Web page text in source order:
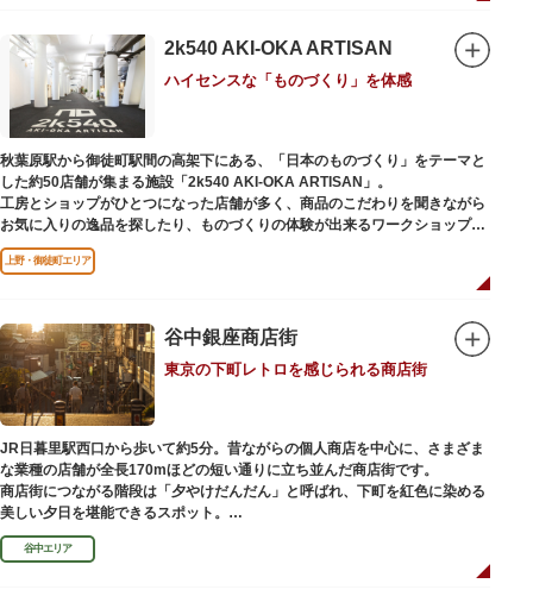
ご本尊である辯才天は、音楽と芸能の守り神として広く信仰され、
「辯”財”天」とも書くことから、金運上昇といったご利益もあると言われて
います。辯才天は琵琶を持った姿で知られていますが、不忍池辯天堂の辯才
天は、8本の腕に煩悩を破壊する武器をお持ちになっている「八臂辯才天
（はっぴべんざいてん）」。9月に行われる「巳成金（みなるかね）大祭」
で目にすることができます。
不忍池辯天堂には、豊臣秀吉公が大切にしていたという伝説のある、谷中七
福神とは別の「大黒天」も祀られています。
2k540 AKI-OKA ARTISAN
ハイセンスな「ものづくり」を体感
秋葉原駅から御徒町駅間の高架下にある、「日本のものづくり」をテーマと
した約50店舗が集まる施設「2k540 AKI-OKA ARTISAN」。
工房とショップがひとつになった店舗が多く、商品のこだわりを聞きながら
お気に入りの逸品を探したり、ものづくりの体験が出来るワークショップに
参加して自分だけのオリジナル商品を作ったり、クリエイターと直接コミュ
ニケーションをとりながらのショッピングが楽しめます。飲食店もあるので
ないぬくもりと、新しいデザインの商品に出会うことができます。
名前の由来は、東京駅から2k540m付近にあることから「2k540」、秋葉原
駅（AKIHABARA）と御徒町駅（OKACHIMACHI）の間にあるという造語
「AKI-OKA」、フランス語で「職人」を意味する「ARTISAN」を組み合わ
せたもの。
施設周辺は、江戸の文化を伝える伝統工芸職人の街だったという背景もあ
り、現在もジュエリーや皮製品を扱うお店が多く、高いセンスとクオリティ
をもった店舗が集結しています。
上野・御徒町エリア
谷中銀座商店街
東京の下町レトロを感じられる商店街
JR日暮里駅西口から歩いて約5分。昔ながらの個人商店を中心に、さまざま
な業種の店舗が全長170mほどの短い通りに立ち並んだ商店街です。
商店街につながる階段は「夕やけだんだん」と呼ばれ、下町を紅色に染める
美しい夕日を堪能できるスポット。
谷中銀座商店街は1945年頃に自然発生的に生まれ、現在の近隣型商店街へと
発展。昭和の懐かしい商店街の景観を見ることができます。東京の下町レト
谷中エリア